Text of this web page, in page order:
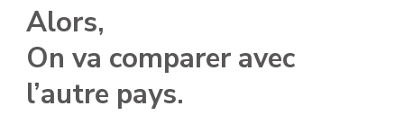
Alors,
On va comparer avec
l’autre pays.